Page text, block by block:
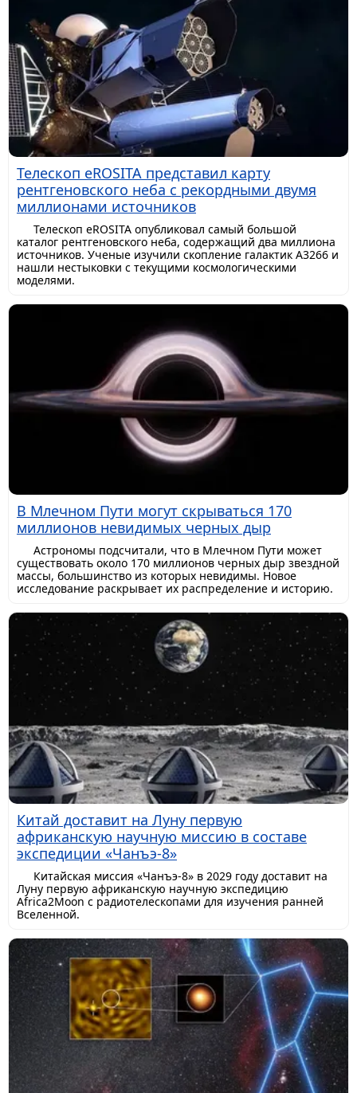
Телескоп eROSITA представил карту
рентгеновского неба с рекордными двумя
миллионами источников
Телескоп eROSITA опубликовал самый большой
каталог рентгеновского неба, содержащий два миллиона
источников. Ученые изучили скопление галактик A3266 и
нашли нестыковки с текущими космологическими
моделями.
В Млечном Пути могут скрываться 170
миллионов невидимых черных дыр
Астрономы подсчитали, что в Млечном Пути может
существовать около 170 миллионов черных дыр звездной
массы, большинство из которых невидимы. Новое
исследование раскрывает их распределение и историю.
Китай доставит на Луну первую
африканскую научную миссию в составе
экспедиции «Чанъэ-8»
Китайская миссия «Чанъэ-8» в 2029 году доставит на
Луну первую африканскую научную экспедицию
Africa2Moon с радиотелескопами для изучения ранней
Вселенной.